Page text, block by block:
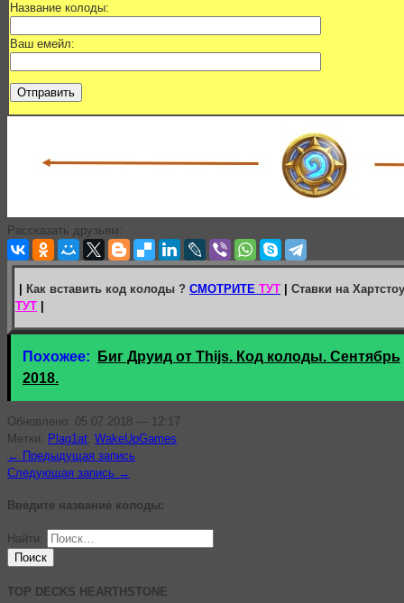
Название колоды:
Ваш емейл:
Рассказать друзьям:
| Как вставить код колоды ? СМОТРИТЕ ТУТ | Ставки на
ТУТ |
Похожее:
Биг Друид от Thijs. Код колоды. Сентябрь
2018.
Обновлено: 05.07.2018 — 12:17
Метки: Plag1at WakeUpGames
← Предыдущая запись
Следующая запись →
Введите название колоды:
Найти:
TOP DECKS HEARTHSTONE